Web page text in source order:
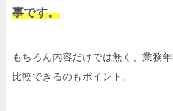
事です。
もちろん内容だけでは無く、業務
比較できるのもポイント。